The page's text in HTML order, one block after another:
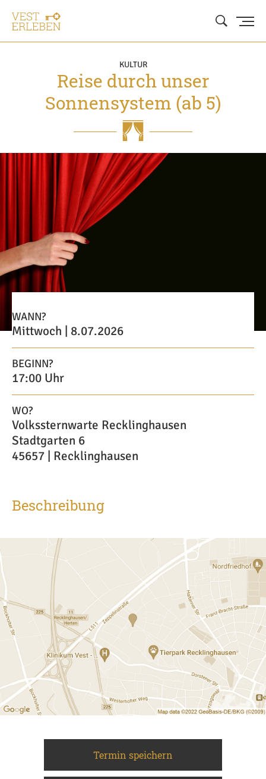
KULTUR
Reise durch unser
Sonnensystem (ab 5)
WANN?
Mittwoch | 8.07.2026
BEGINN?
17:00 Uhr
WO?
Volkssternwarte Recklinghausen
Stadtgarten 6
45657 | Recklinghausen
Beschreibung
Termin speichern